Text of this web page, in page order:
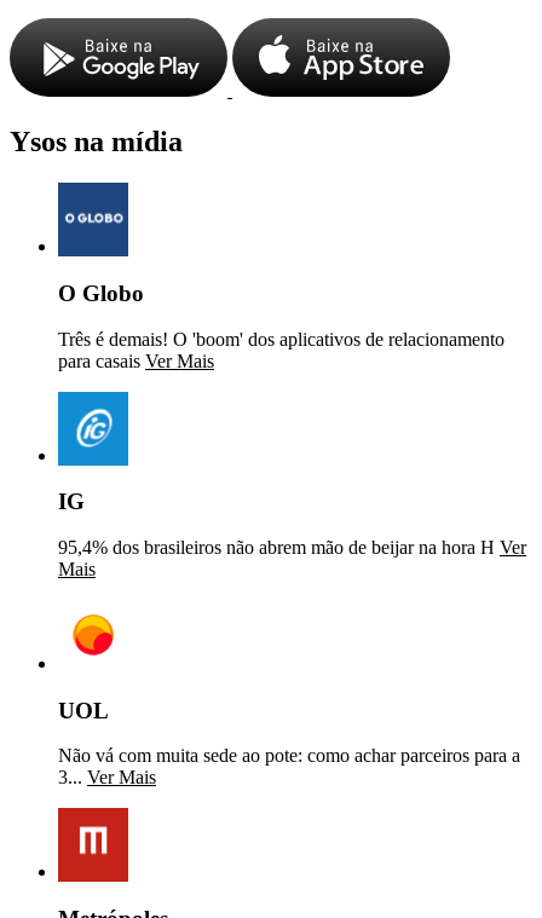
Ysos na mídia
O Globo
Três é demais! O 'boom' dos aplicativos de relacionamento
para casais Ver Mais
IG
95,4% dos brasileiros não abrem mão de beijar na hora H Ver
Mais
UOL
Não vá com muita sede ao pote: como achar parceiros para a
3... Ver Mais